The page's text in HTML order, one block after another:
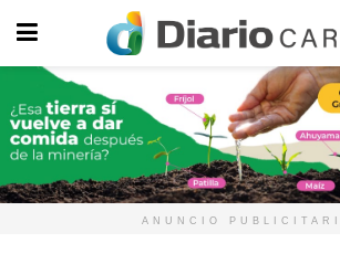
ANUNCIO